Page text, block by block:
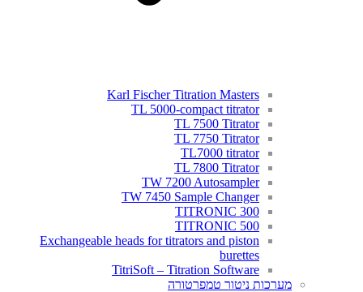
Karl Fischer Titration Masters
TL 5000-compact titrator
TL 7500 Titrator
TL 7750 Titrator
TL7000 titrator
TL 7800 Titrator
TW 7200 Autosampler
TW 7450 Sample Changer
TITRONIC 300
TITRONIC 500
Exchangeable heads for titrators and piston
burettes
TitriSoft – Titration Software
מערכות ניטור טמפרטורה